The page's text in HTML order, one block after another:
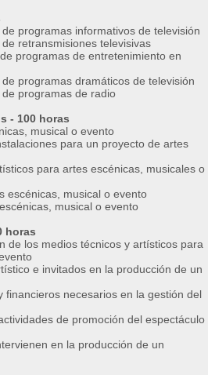
programas informativos de televisión
retransmisiones televisivas
programas de entretenimiento en
programas dramáticos de televisión
programas de radio
- 100 horas
musical o evento
para un proyecto de artes
para artes escénicas, musicales o
escénicas, musical o evento
musical o evento
horas
de los medios técnicos y artísticos para
e invitados en la producción de un
necesarios en la gestión del
de promoción del espectáculo
en la producción de un